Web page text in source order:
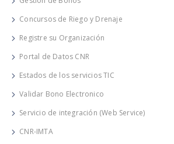
Concursos de Riego y Drenaje
Registre su Organización
Portal de Datos CNR
Estados de los servicios TIC
Validar Bono Electronico
Servicio de integración (Web Service)
CNR-IMTA